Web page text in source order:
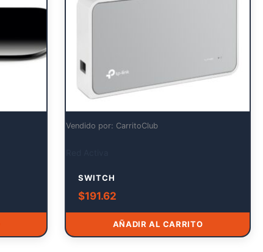
Vendido por: CarritoClub
SWITCH
$191.62
AÑADIR AL CARRITO